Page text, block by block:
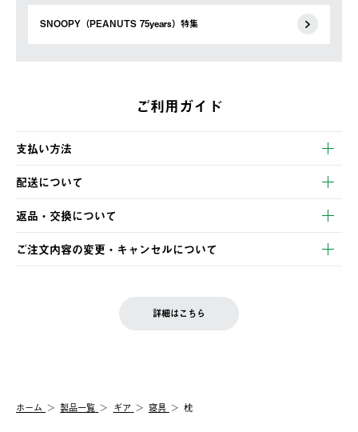
SNOOPY（PEANUTS 75years）特集
ご利用ガイド
支払い方法
以下のいずれかの方法でお支払いいただけます。
・クレジットカード決済
・コンビニ決済
・Pay-easy決済
配送について
【発送スケジュール】
ご注文・ご入金完了より2営業日以内に商品を発送いたします。
土日祝の発送はございませんので、木曜日以降のご注文は週明け
の発送となる場合がございます。
【配送業者】
佐川急便にて配送されます。
返品・交換について
※お客様都合の場合
お客様都合の返品にかかる送料は、お客様ご負担とさせていただ
一度お手元の商品を返品いただき、ご希望商品を再注文してくだ
ご注文内容の変更・キャンセルについて
LOGOS FAMILY会員の方は、会員マイページ内 購入履歴画面に
詳細はこちら
ホーム 製品一覧 ギア 寝具 枕